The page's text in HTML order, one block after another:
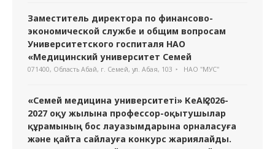
Заместитель директора по финансово-
экономической службе и общим вопросам
Университетского госпиталя НАО
«Медицинский университет Семей
071400, Область Абай, г. Семей, ул. Абая, 103 НАО "МУС"
«Семей медицина университеті» КеАҚ 2026-
2027 оқу жылына профессор-оқытушылар
құрамының бос лауазымдарына орналасуға
және қайта сайлауға конкурс жариялайды.